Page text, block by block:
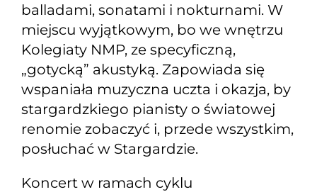
balladami, sonatami i nokturnami. W
miejscu wyjątkowym, bo we wnętrzu
Kolegiaty NMP, ze specyficzną,
„gotycką” akustyką. Zapowiada się
wspaniała muzyczna uczta i okazja, by
stargardzkiego pianisty o światowej
renomie zobaczyć i, przede wszystkim,
posłuchać w Stargardzie.
Koncert w ramach cyklu